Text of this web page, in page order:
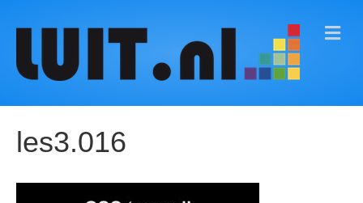
M
E
les3.016